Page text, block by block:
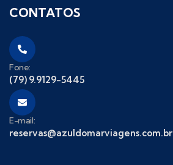
CONTATOS
Fone:
(79) 9.9129-5445
E-mail:
reservas@azuldomarviagens.com.br